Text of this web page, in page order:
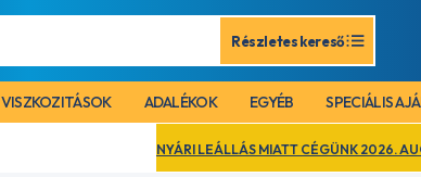
Részletes kereső
VISZKOZITÁSOK ADALÉKOK EGYÉB SPECIÁLIS
NYÁRI LEÁLLÁS MIATT CÉGÜNK 2026. AUGUSZTUS 17. –